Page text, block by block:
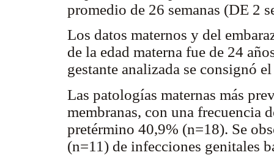
promedio de 26 semanas (DE 2
Los datos maternos y del
de la edad materna fue de 24
gestante analizada se consignó
Las patologías maternas más
membranas, con una frecuencia
pretérmino 40,9% (n=18). Se
(n=11) de infecciones genitales